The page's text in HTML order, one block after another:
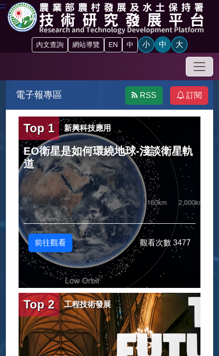
跳到主要內容區塊
內文查詢 網站導覽 EN 中 小 中 大
手機
:::
電子報專區 RSS 訂閱
:::
Top 1 新興科技應用
EO衛星是如何環繞地球-淺談衛星軌
道
前往觀看 觀看次數 3477
Top 2 工程技術發展